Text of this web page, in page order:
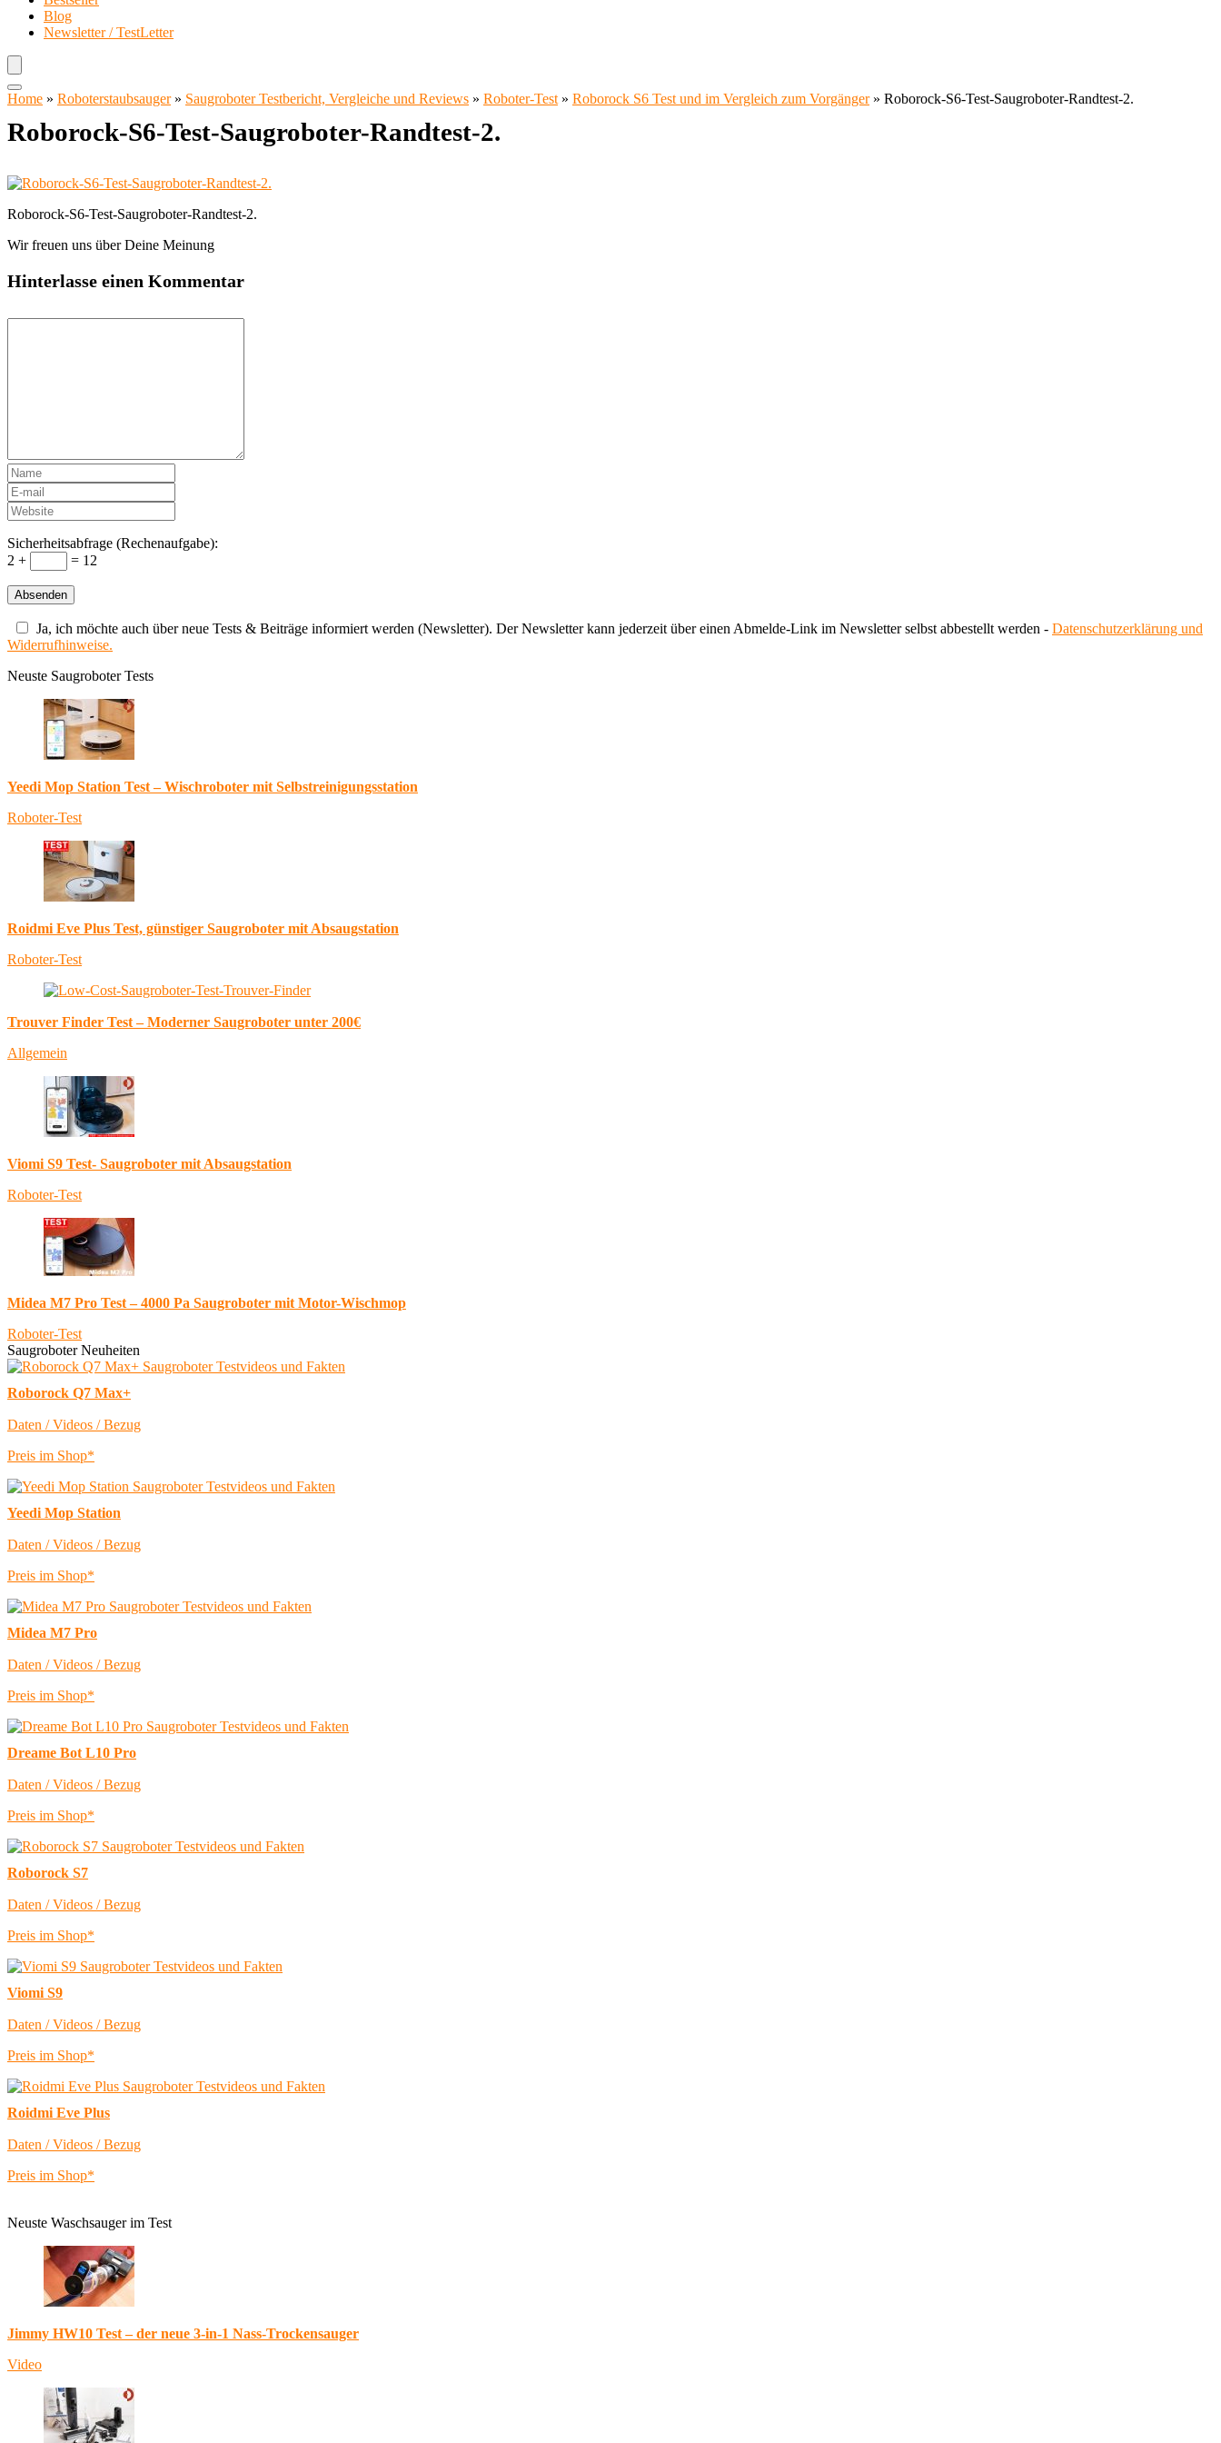
Blog
Newsletter / TestLetter
Home » Roboterstaubsauger» Saugroboter Testbericht, Vergleiche und Reviews » Roboter-Test » Roborock S6 Test und im Vergleich zum Vorgänger» Roborock-S6-Test-Saugroboter-Randtest-2.
Roborock-S6-Test-Saugroboter-Randtest-2.
Roborock-S6-Test-Saugroboter-Randtest-2.
Wir freuen uns über Deine Meinung
Hinterlasse einen Kommentar
Sicherheitsabfrage (Rechenaufgabe):
2 +
= 12
Ja, ich möchte auch über neue Tests & Beiträge informiert werden (Newsletter). Der Newsletter kann jederzeit über einen Abmelde-Link im Newsletter selbst abbestellt werden - Datenschutzerklärung und
Widerrufhinweise.
Neuste Saugroboter Tests
Yeedi Mop Station Test – Wischroboter mit Selbstreinigungsstation
Roboter-Test
Roidmi Eve Plus Test, günstiger Saugroboter mit Absaugstation
Roboter-Test
Trouver Finder Test – Moderner Saugroboter unter 200€
Allgemein
Viomi S9 Test- Saugroboter mit Absaugstation
Roboter-Test
Midea M7 Pro Test – 4000 Pa Saugroboter mit Motor-Wischmop
Roboter-Test
Saugroboter Neuheiten
Roborock Q7 Max+
Daten / Videos / Bezug
Preis im Shop*
Yeedi Mop Station
Daten / Videos / Bezug
Preis im Shop*
Midea M7 Pro
Daten / Videos / Bezug
Preis im Shop*
Dreame Bot L10 Pro
Daten / Videos / Bezug
Preis im Shop*
Roborock S7
Daten / Videos / Bezug
Preis im Shop*
Viomi S9
Daten / Videos / Bezug
Preis im Shop*
Roidmi Eve Plus
Daten / Videos / Bezug
Preis im Shop*
Neuste Waschsauger im Test
Jimmy HW10 Test – der neue 3-in-1 Nass-Trockensauger
Video